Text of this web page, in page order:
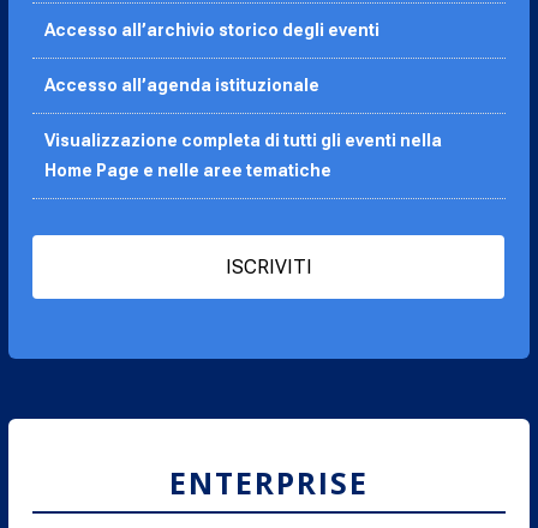
Accesso all’archivio storico degli eventi
Accesso all’agenda istituzionale
Visualizzazione completa di tutti gli eventi nella
Home Page e nelle aree tematiche
ISCRIVITI
ENTERPRISE